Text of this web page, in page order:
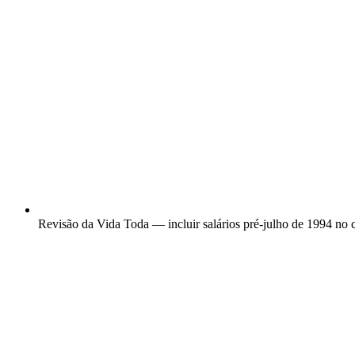
Revisão da Vida Toda — incluir salários pré-julho de 1994 no